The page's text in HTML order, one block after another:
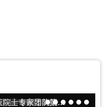
医心向党 情暖水乡｜南京医疗专家回乡义诊感恩行系列活动圆满举行
医心报桑梓 仁术惠乡亲｜上海兴化籍专家第12次回乡义诊圆满落幕
兴化市人民医院开展安全生产专题调研，筑牢医院高质量发展安全防线
喜报 | 兴化市人民医院急诊科荣获“泰州市高质量发展先进集体”称号
关爱护士队伍，守护人民健康——市领导与院领导走访慰问一线护理人员
丹心映乡，情系桑梓｜王存玉院士专家团队第三次回乡义诊系列活动圆满举行